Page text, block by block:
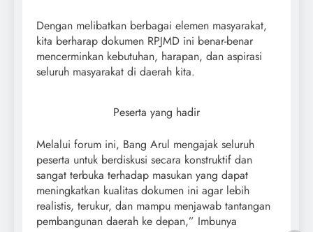
Dengan melibatkan berbagai elemen masyarakat,
kita berharap dokumen RPJMD ini benar-benar
mencerminkan kebutuhan, harapan, dan aspirasi
seluruh masyarakat di daerah kita.
Peserta yang hadir
Melalui forum ini, Bang Arul mengajak seluruh
peserta untuk berdiskusi secara konstruktif dan
sangat terbuka terhadap masukan yang dapat
meningkatkan kualitas dokumen ini agar lebih
realistis, terukur, dan mampu menjawab tantangan
pembangunan daerah ke depan,” Imbunya